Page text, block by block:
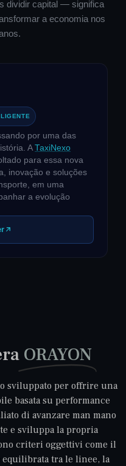
dividir capital — significa
a economia nos
por uma das
ATaxiNexo
para essa nova
inovação e soluções
em uma
a evolução
ORAYON
sviluppato per offrire una
basata su performance
di avanzare man mano
e sviluppa la propria
criteri oggettivi come il
tra le linee, la